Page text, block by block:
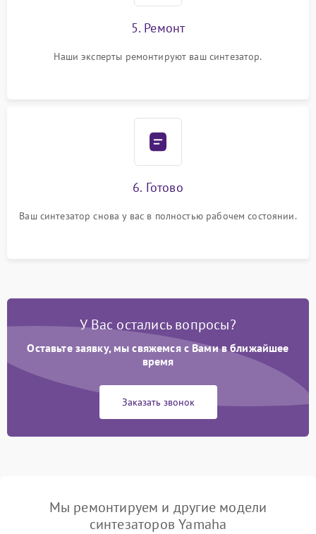
5. Ремонт
Наши эксперты ремонтируют ваш синтезатор.
6. Готово
Ваш синтезатор снова у вас в полностью рабочем состоянии.
У Вас остались вопросы?
Оставьте заявку, мы свяжемся с Вами в ближайшее
время
Заказать звонок
Мы ремонтируем и другие модели
синтезаторов Yamaha